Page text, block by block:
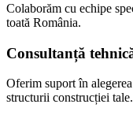
Colaborăm cu echipe
toată România.
Consultanță
Oferim suport în
structurii construcției tale.